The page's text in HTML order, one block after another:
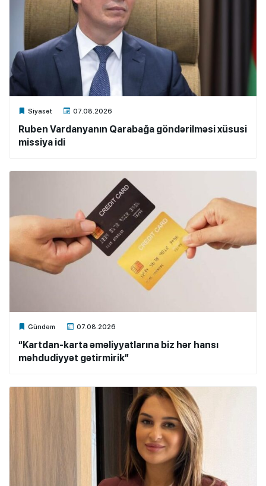
Siyasət 07.08.2026
Xalq.Online
Ruben Vardanyanın Qarabağa göndərilməsi xüsusi
missiya idi
Gündəm 07.08.2026
Xalq.Online
“Kartdan-karta əməliyyatlarına biz hər hansı
məhdudiyyət gətirmirik”